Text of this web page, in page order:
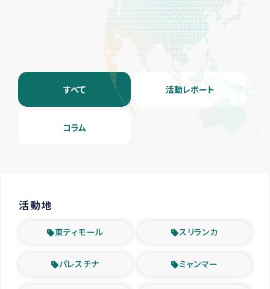
すべて 活動レポート
コラム
活動地
東ティモール スリランカ
パレスチナ ミャンマー